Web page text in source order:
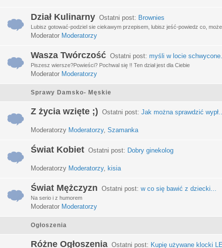
Dział Kulinarny Ostatni post: Brownies
Lubisz gotować-podziel sie ciekawym przepisem, lubisz jeść-powiedz co,
Moderator Moderatorzy
Wasza Twórczość Ostatni post: myśli w locie
Piszesz wiersze?Powieści? Pochwal się !! Ten dział jest dla Ciebie
Moderator Moderatorzy
Sprawy Damsko- Męskie
Z życia wzięte ;) Ostatni post: Jak można sprawdzić
Moderatorzy Moderatorzy, Szamanka
Świat Kobiet Ostatni post: Dobry ginekolog
Moderatorzy Moderatorzy, kisia
Świat Mężczyzn Ostatni post: w co się bawić z dziecki...
Na serio i z humorem
Moderator Moderatorzy
Ogłoszenia
Różne Ogłoszenia Ostatni post: Kupię używane klocki